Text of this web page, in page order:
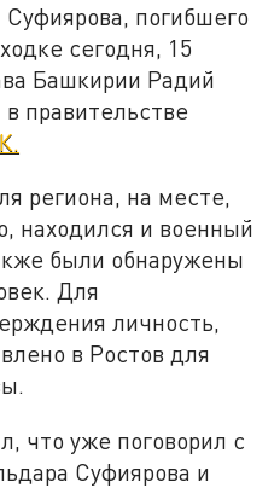
погибшего
сегодня, 15
Башкирии Радий
правительстве
региона, на месте,
находился и военный
были обнаружены
Для
личность,
в Ростов для
что уже поговорил с
Суфиярова и